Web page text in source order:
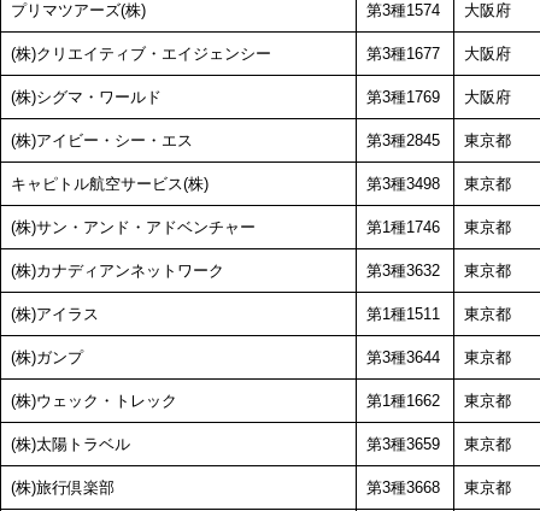
プリマツアーズ(株) 第3種1574 大阪府
(株)クリエイティブ・エイジェンシー 第3種1677 大阪府
(株)シグマ・ワールド 第3種1769 大阪府
(株)アイビー・シー・エス 第3種2845 東京都
キャピトル航空サービス(株) 第3種3498 東京都
(株)サン・アンド・アドベンチャー 第1種1746 東京都
(株)カナディアンネットワーク 第3種3632 東京都
(株)アイラス 第1種1511 東京都
(株)ガンプ 第3種3644 東京都
(株)ウェック・トレック 第1種1662 東京都
(株)太陽トラベル 第3種3659 東京都
(株)旅行倶楽部 第3種3668 東京都